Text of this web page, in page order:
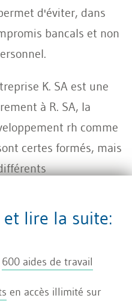
d'éviter, dans
bancals et non
K. SA est une
à R. SA, la
rh comme
certes formés, mais
certaines formations
la société fait
quittant
lire la suite:
600 aides de travail
en accès illimité sur